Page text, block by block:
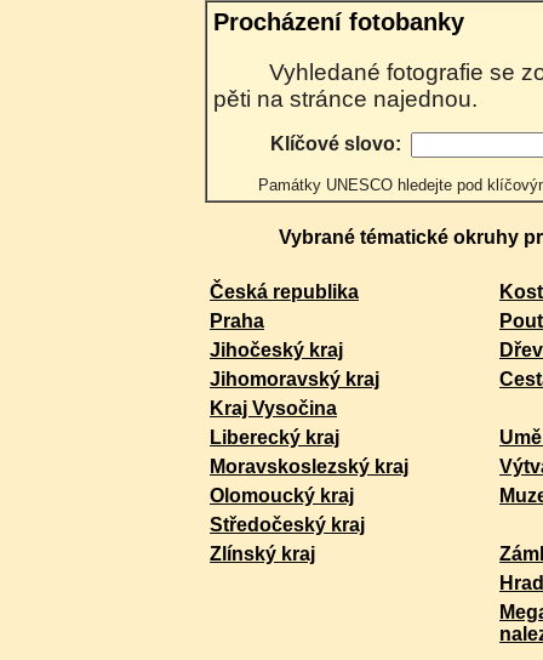
Procházení fotobanky
Vyhledané fotografie se zobrazují postupně po
pěti na stránce najednou.
Klíčové slovo:
Památky UNESCO hledejte pod
Vybrané tématické okruhy
Česká republika
Praha
Jihočeský kraj
Jihomoravský kraj
Kraj Vysočina
Liberecký kraj
Moravskoslezský kraj
Olomoucký kraj
Středočeský kraj
Zlínský kraj